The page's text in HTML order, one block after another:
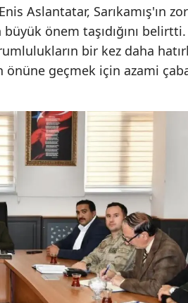
Manisa
Mardin
Muş
Nevşehir
Niğde
Ordu
Rize
Sakarya
Samsun
Aslantatar, Sarıkamış'ın
önem taşıdığını belirtti.
bir kez daha
geçmek için azami
Kars'ta Kiracı-Ev
Sahibi Tartışması: 2
Kişi Bıçakla
Yaraland...
80